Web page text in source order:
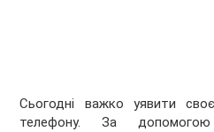
Сьогодні важко уявити
телефону. За